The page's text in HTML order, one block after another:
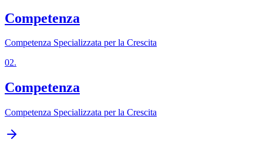
Competenza
Competenza Specializzata per la Crescita
02.
Competenza
Competenza Specializzata per la Crescita